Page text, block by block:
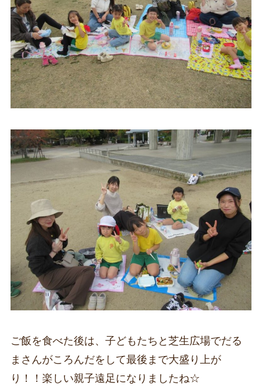
ご飯を食べた後は、子どもたちと芝生広場でだる
まさんがころんだをして最後まで大盛り上が
り！！楽しい親子遠足になりましたね☆